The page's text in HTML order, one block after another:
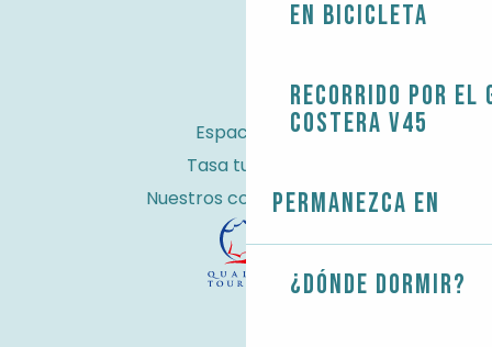
En bicicleta
Recorrido por el
costera V45
Permanezca en
¿Dónde dormir?
Espacio Pro
Tasa turística
Nuestros compromisos